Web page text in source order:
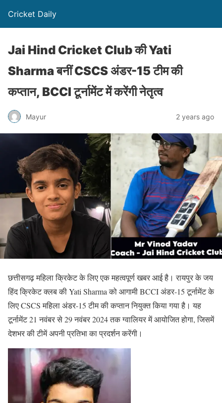
Cricket Daily
Jai Hind Cricket Club की Yati
Sharma बनीं CSCS अंडर-15 टीम की
कप्तान, BCCI टूर्नामेंट में करेंगी नेतृत्व
Mayur 2 years ago
छत्तीसगढ़ महिला क्रिकेट के लिए एक महत्वपूर्ण खबर आई है। रायपुर के जय
हिंद क्रिकेट क्लब की Yati Sharma को आगामी BCCI अंडर-15 टूर्नामेंट के
लिए CSCS महिला अंडर-15 टीम की कप्तान नियुक्त किया गया है। यह
टूर्नामेंट 21 नवंबर से 29 नवंबर 2024 तक ग्वालियर में आयोजित होगा, जिसमें
देशभर की टीमें अपनी प्रतिभा का प्रदर्शन करेंगी।